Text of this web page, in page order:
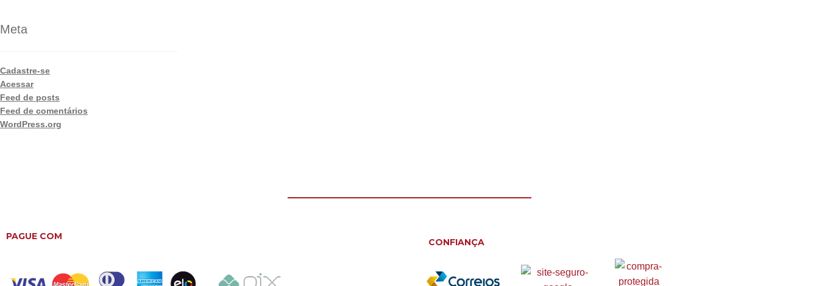
Meta
Cadastre-se
Acessar
Feed de posts
Feed de comentários
WordPress.org
PAGUE COM
CONFIANÇA